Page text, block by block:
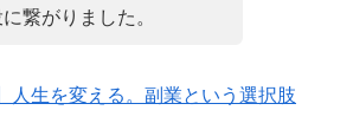
繋がりました。
人生を変える。副業という選択肢